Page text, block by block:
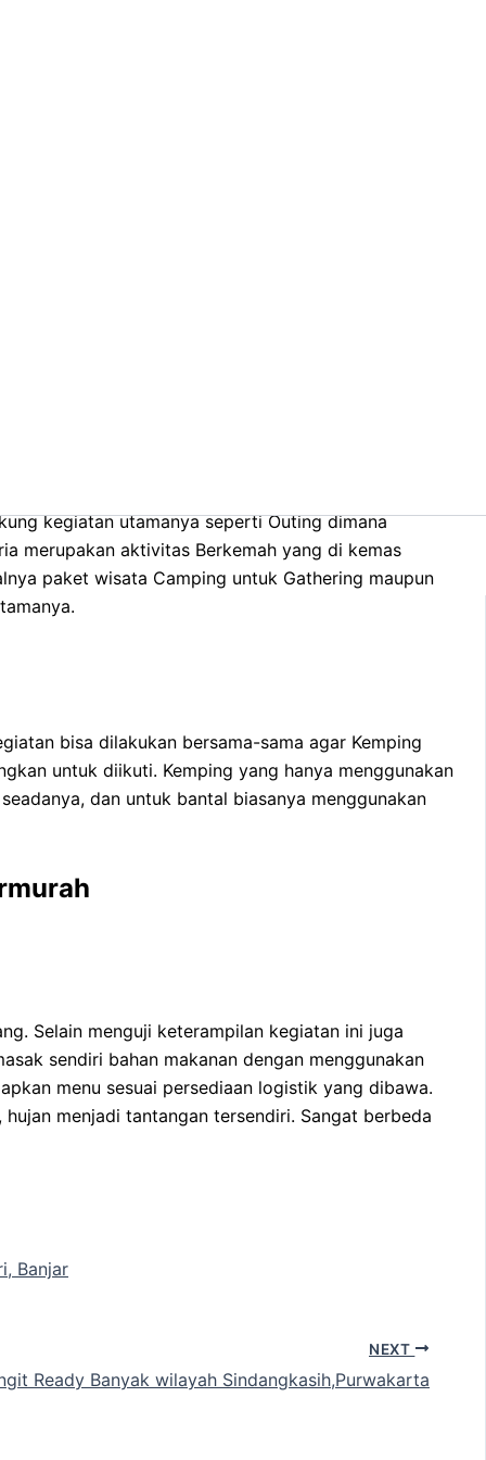
kegiatan utamanya seperti Outing dimana
merupakan aktivitas Berkemah yang di kemas
paket wisata Camping untuk Gathering maupun
bisa dilakukan bersama-sama agar Kemping
untuk diikuti. Kemping yang hanya menggunakan
dan untuk bantal biasanya menggunakan
Selain menguji keterampilan kegiatan ini juga
sendiri bahan makanan dengan menggunakan
menu sesuai persediaan logistik yang dibawa.
menjadi tantangan tersendiri. Sangat berbeda
Banjar
NEXT
Ready Banyak wilayah Sindangkasih,Purwakarta